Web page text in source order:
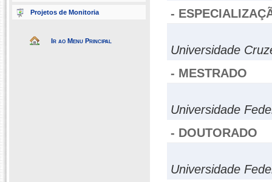
Projetos de Monitoria
Ir ao Menu Principal
-
Universidade
- MESTRADO
Universidade
- DOUTORADO
Universidade